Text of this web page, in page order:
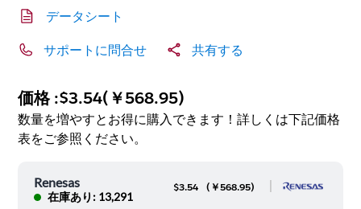
データシート
サポートに問合せ 共有する
価格 :$3.54(￥568.95)
数量を増やすとお得に購入できます！詳しくは下記価格
表をご参照ください。
Renesas
在庫あり: 13,291
$3.54 ( ￥568.95)